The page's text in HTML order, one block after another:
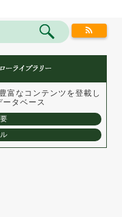
富なコンテンツを登載し
ータベース